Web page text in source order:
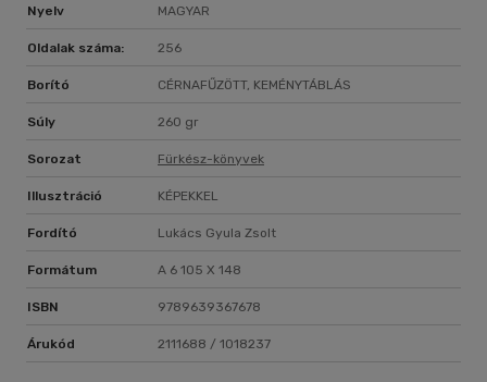
Nyelv MAGYAR
Oldalak száma: 256
Borító CÉRNAFŰZÖTT, KEMÉNYTÁBLÁS
Súly 260 gr
Sorozat Fürkész-könyvek
Illusztráció KÉPEKKEL
Fordító Lukács Gyula Zsolt
Formátum A 6 105 X 148
ISBN 9789639367678
Árukód 2111688 / 1018237